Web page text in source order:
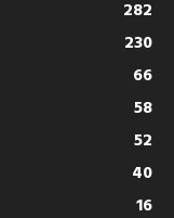
282
230
66
58
52
40
16